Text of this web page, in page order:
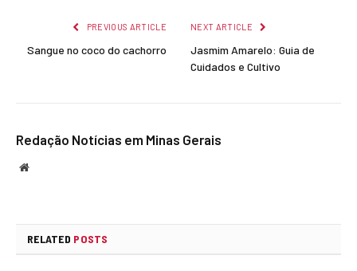
PREVIOUS ARTICLE
Sangue no coco do cachorro
NEXT ARTICLE
Jasmim Amarelo: Guia de
Cuidados e Cultivo
Redação Notícias em Minas Gerais
Website
RELATED POSTS